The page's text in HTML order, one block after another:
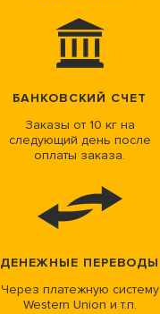
БАНКОВСКИЙ СЧЕТ
Заказы от 10 кг на
следующий день после
оплаты заказа.
ДЕНЕЖНЫЕ ПЕРЕВОДЫ
Через платежную систему
Western Union и т.п.